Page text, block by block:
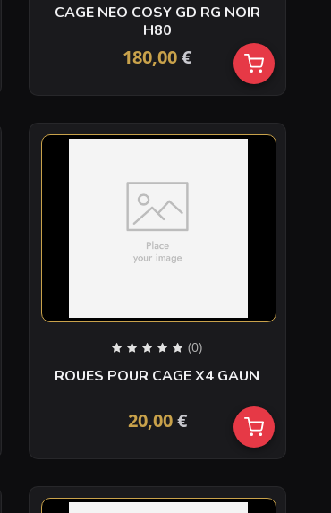
CAGE NEO COSY GD RG NOIR
H80
180,00€
(0)
ROUES POUR CAGE X4 GAUN
20,00€